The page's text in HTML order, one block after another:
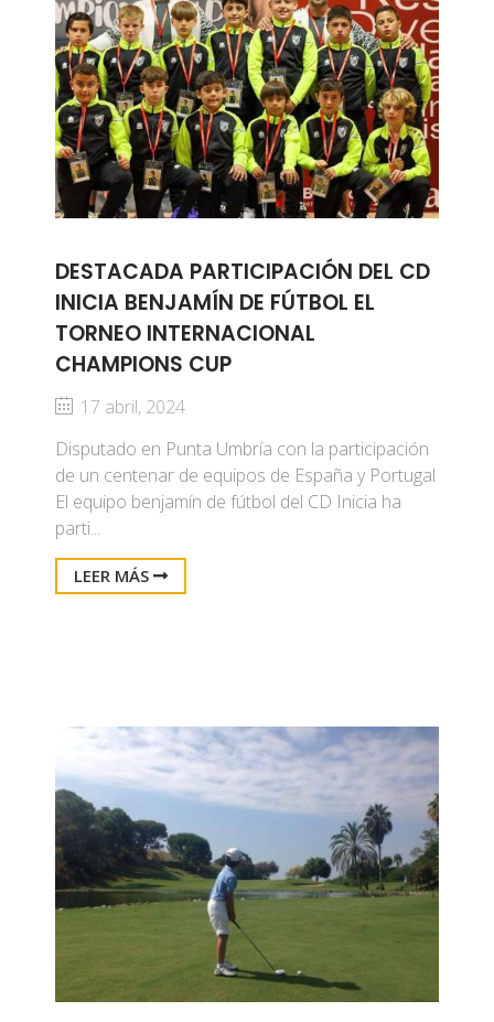
DESTACADA PARTICIPACIÓN DEL CD
INICIA BENJAMÍN DE FÚTBOL EL
TORNEO INTERNACIONAL
CHAMPIONS CUP
17 abril, 2024
Disputado en Punta Umbría con la participación
de un centenar de equipos de España y Portugal
El equipo benjamín de fútbol del CD Inicia ha
parti...
LEER MÁS